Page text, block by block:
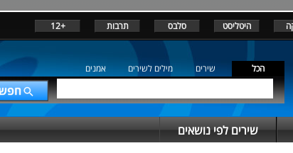
היטליסט סלבס תרבות +12
הכל שירים מילים לשירים אמנים
שירים לפי נושאים